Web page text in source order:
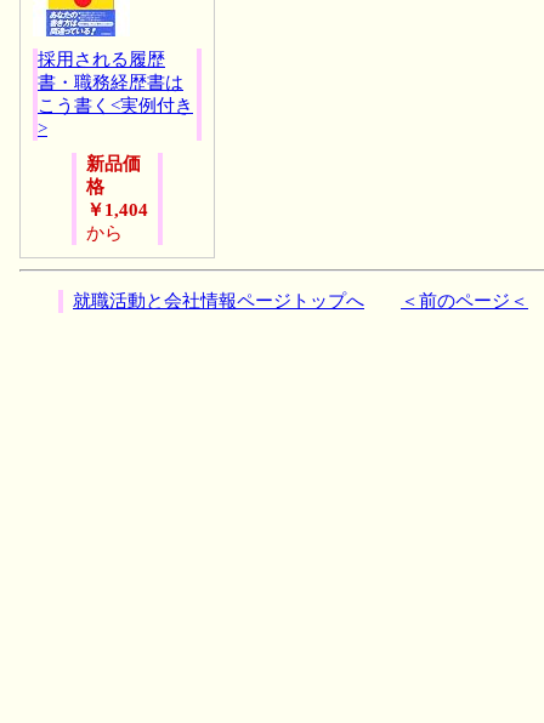
採用される履歴
書・職務経歴書は
こう書く<実例付き
>
新品価
格
￥1,404
から
就職活動と会社情報ページトップへ ＜前のページ＜